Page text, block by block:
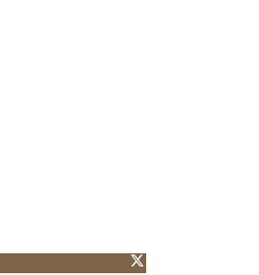
Guardar no Pinterest